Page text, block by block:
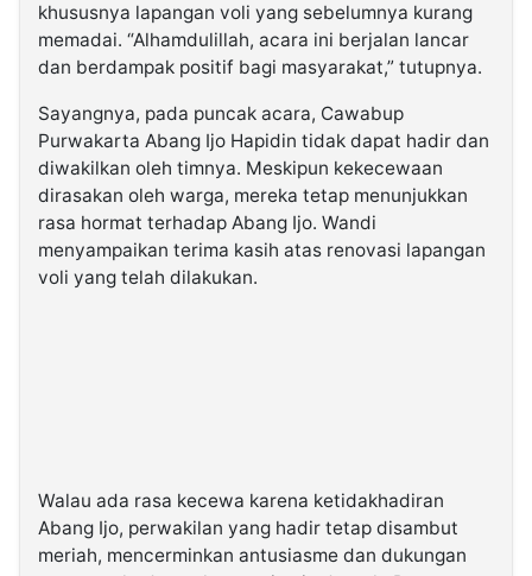
khususnya lapangan voli yang sebelumnya kurang
memadai. “Alhamdulillah, acara ini berjalan lancar
dan berdampak positif bagi masyarakat,” tutupnya.
Sayangnya, pada puncak acara, Cawabup
Purwakarta Abang Ijo Hapidin tidak dapat hadir dan
diwakilkan oleh timnya. Meskipun kekecewaan
dirasakan oleh warga, mereka tetap menunjukkan
rasa hormat terhadap Abang Ijo. Wandi
menyampaikan terima kasih atas renovasi lapangan
voli yang telah dilakukan.
Walau ada rasa kecewa karena ketidakhadiran
Abang Ijo, perwakilan yang hadir tetap disambut
meriah, mencerminkan antusiasme dan dukungan